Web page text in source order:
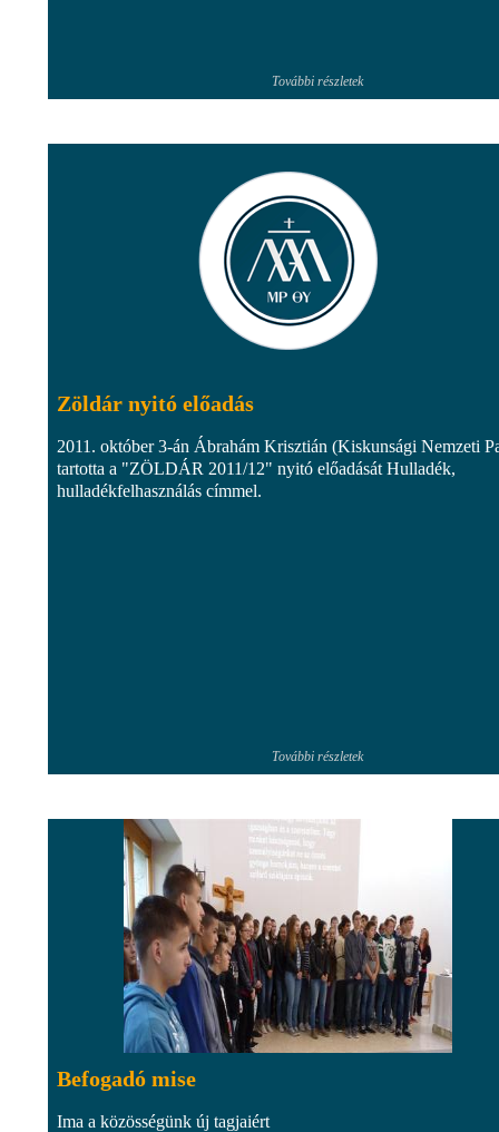
További részletek
Zöldár nyitó előadás
2011. október 3-án Ábrahám Krisztián (Kiskunsági Nemzeti
tartotta a "ZÖLDÁR 2011/12" nyitó előadását Hulladék,
hulladékfelhasználás címmel.
További részletek
Befogadó mise
Ima a közösségünk új tagjaiért